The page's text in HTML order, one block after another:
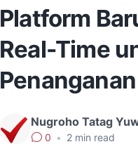
Platform
Real-Time
Nugroho Tatag
0 • 2 min read